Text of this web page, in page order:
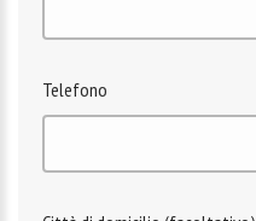
Telefono